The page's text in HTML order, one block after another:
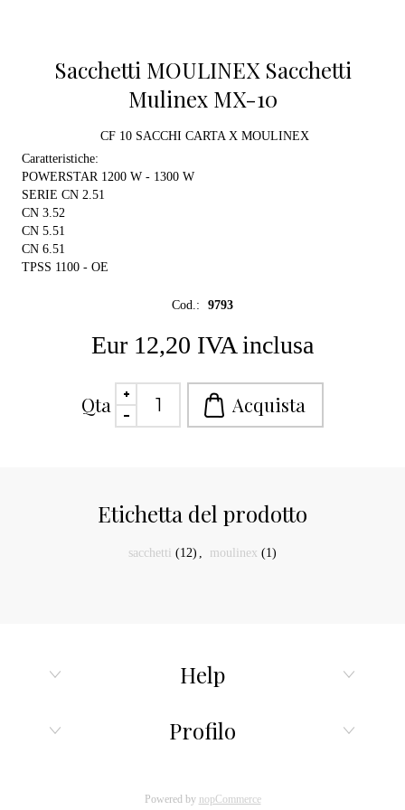
Sacchetti MOULINEX Sacchetti
Mulinex MX-10
CF 10 SACCHI CARTA X MOULINEX
Caratteristiche:
POWERSTAR 1200 W - 1300 W
SERIE CN 2.51
CN 3.52
CN 5.51
CN 6.51
TPSS 1100 - OE
Cod.: 9793
Eur 12,20 IVA inclusa
Qta
Etichetta del prodotto
sacchetti (12) moulinex (1)
Help
Profilo
Powered by nopCommerce